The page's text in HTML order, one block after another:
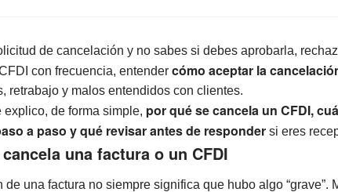
de cancelación y no sabes si debes aprobarla,
con frecuencia, entender cómo aceptar la
retrabajo y malos entendidos con clientes.
explico, de forma simple, por qué se cancela un CFDI,
a paso y qué revisar antes de responder si eres
una factura o un CFDI
de una factura no siempre significa que hubo algo “grave”.